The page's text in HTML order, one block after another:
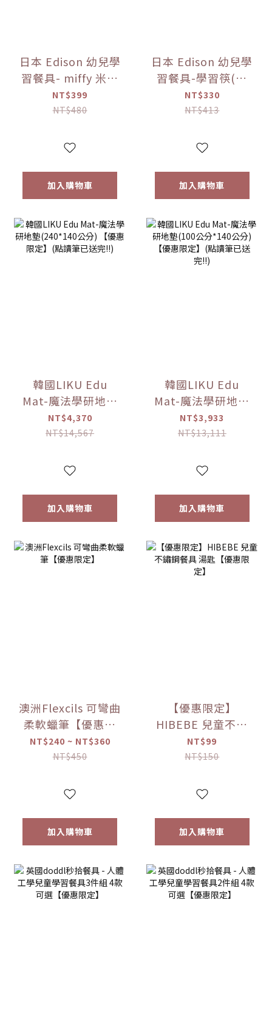
日本 Edison 幼兒學
習餐具- miffy 米菲
寶餐具【優惠限
NT$399
NT$480
加入購物車
日本 Edison 幼兒學
習餐具-學習筷(右
手) -miffy 米菲兔
(右手)/(左手)【優
NT$330
NT$413
加入購物車
韓國LIKU Edu
Mat-魔法學研地墊
(240*140公分)
【優惠限定】(點讀
NT$4,370
NT$14,567
加入購物車
韓國LIKU Edu
Mat-魔法學研地墊
(100公分*140公分)
【優惠限定】(點讀
NT$3,933
NT$13,111
加入購物車
澳洲Flexcils 可彎曲
柔軟蠟筆【優惠限
定】
NT$240 ~ NT$360
NT$450
加入購物車
【優惠限定】
HIBEBE 兒童不鏽
鋼餐具 湯匙【優惠
限定】
NT$99
NT$150
加入購物車